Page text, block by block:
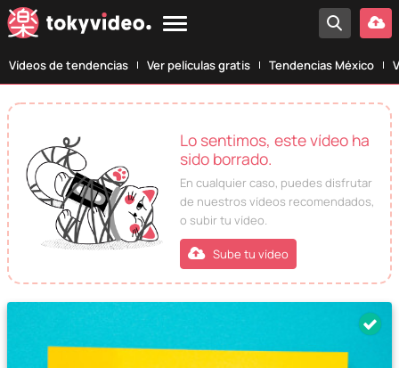
Vídeos de tendencias Ver películas gratis Tendencias México
Lo sentimos, este vídeo ha
sido borrado.
En cualquier caso, puedes disfrutar
de nuestros vídeos recomendados,
o subir tu vídeo.
Sube tu vídeo